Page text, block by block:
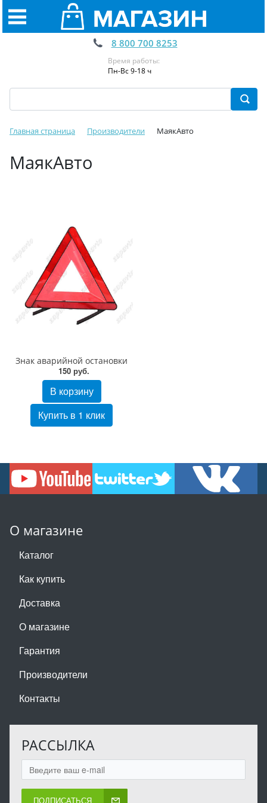
8 800 700 8253
Время работы:
Пн-Вс 9-18 ч
Главная страница Производители МаякАвто
МаякАвто
Знак аварийной остановки
150 руб.
В корзину
Купить в 1 клик
О магазине
Каталог
Как купить
Доставка
О магазине
Гарантия
Производители
Контакты
РАССЫЛКА
ПОДПИСАТЬСЯ